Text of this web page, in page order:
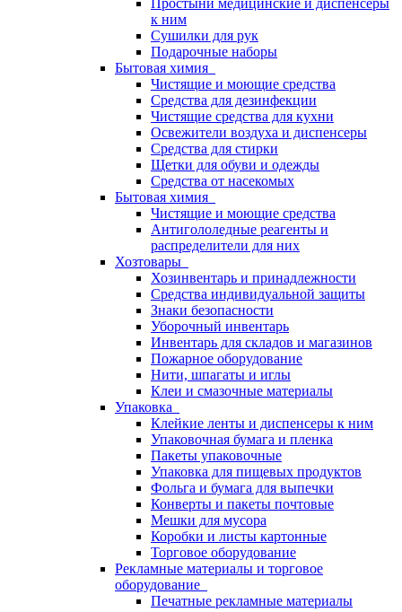
Простыни медицинские и диспенсеры
к ним
Сушилки для рук
Подарочные наборы
Бытовая химия
Чистящие и моющие средства
Средства для дезинфекции
Чистящие средства для кухни
Освежители воздуха и диспенсеры
Средства для стирки
Щетки для обуви и одежды
Средства от насекомых
Бытовая химия
Чистящие и моющие средства
Антигололедные реагенты и
распределители для них
Хозтовары
Хозинвентарь и принадлежности
Средства индивидуальной защиты
Знаки безопасности
Уборочный инвентарь
Инвентарь для складов и магазинов
Пожарное оборудование
Нити, шпагаты и иглы
Клеи и смазочные материалы
Упаковка
Клейкие ленты и диспенсеры к ним
Упаковочная бумага и пленка
Пакеты упаковочные
Упаковка для пищевых продуктов
Фольга и бумага для выпечки
Конверты и пакеты почтовые
Мешки для мусора
Коробки и листы картонные
Торговое оборудование
Рекламные материалы и торговое
оборудование
Печатные рекламные материалы